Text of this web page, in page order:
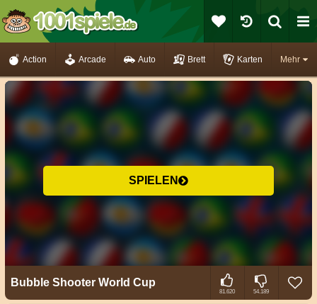
Mehr
Action Arcade Auto Brett Karten
SPIELEN
Bubble Shooter World Cup
81.620 54.189